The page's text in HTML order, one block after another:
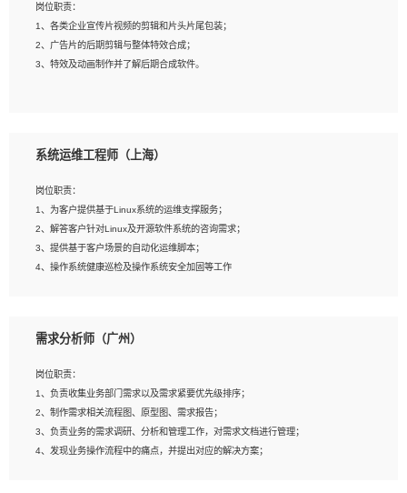
3、想象力丰富, 有一定的艺术审美深度；
4、有良好的场景特效搭建功底；
5、熟悉 3Ds Max 或者 Maya；
6、有良好的沟通能力和团队合作意识；
岗位职责：
1、各类企业宣传片视频的剪辑和片头片尾包装；
2、广告片的后期剪辑与整体特效合成；
3、特效及动画制作并了解后期合成软件。
2、熟练使用After Effect、Photo Shop、熟练掌握视频剪辑和特效包装软件；
4、在剪辑上会思考，有一定编导思维；
5、踏实， 勤奋，愿意在工作中不断学习，提高自我；
6、能与同事友好相处。
系统运维工程师（上海）
岗位职责：
1、为客户提供基于Linux系统的运维支撑服务；
2、解答客户针对Linux及开源软件系统的咨询需求；
3、提供基于客户场景的自动化运维脚本；
4、操作系统健康巡检及操作系统安全加固等工作
1、全日制本科计算机相关专业毕业，3年以上相关工作经验；
3、熟练使用脚本语言，shell/python任一种，熟练使用Ansible
4、熟悉linux常见服务、中间件的基本原理、部署以及故障处理，如：Mysql、
Apache、Nginx、Zabbix、Kafka等
5、熟悉主流虚拟化技术，如：VMware、KVM
6、具备网络方面的基础知识，熟悉常见的网络协议，如TCP/IP，转发原理，路由优
需求分析师（广州）
岗位职责：
1、负责收集业务部门需求以及需求紧要优先级排序；
2、制作需求相关流程图、原型图、需求报告；
3、负责业务的需求调研、分析和管理工作，对需求文档进行管理；
4、发现业务操作流程中的痛点，并提出对应的解决方案；